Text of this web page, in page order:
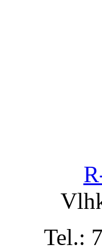
Tel.: